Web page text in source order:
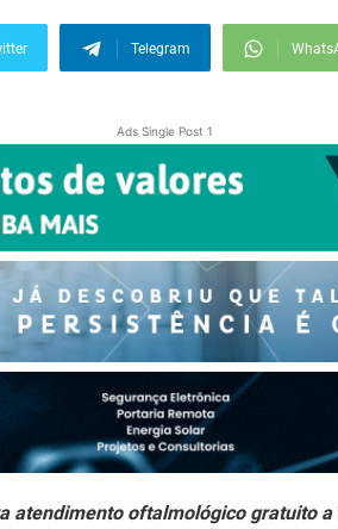
Telegram
Ads Single Post 1
atendimento oftalmológico gratuito